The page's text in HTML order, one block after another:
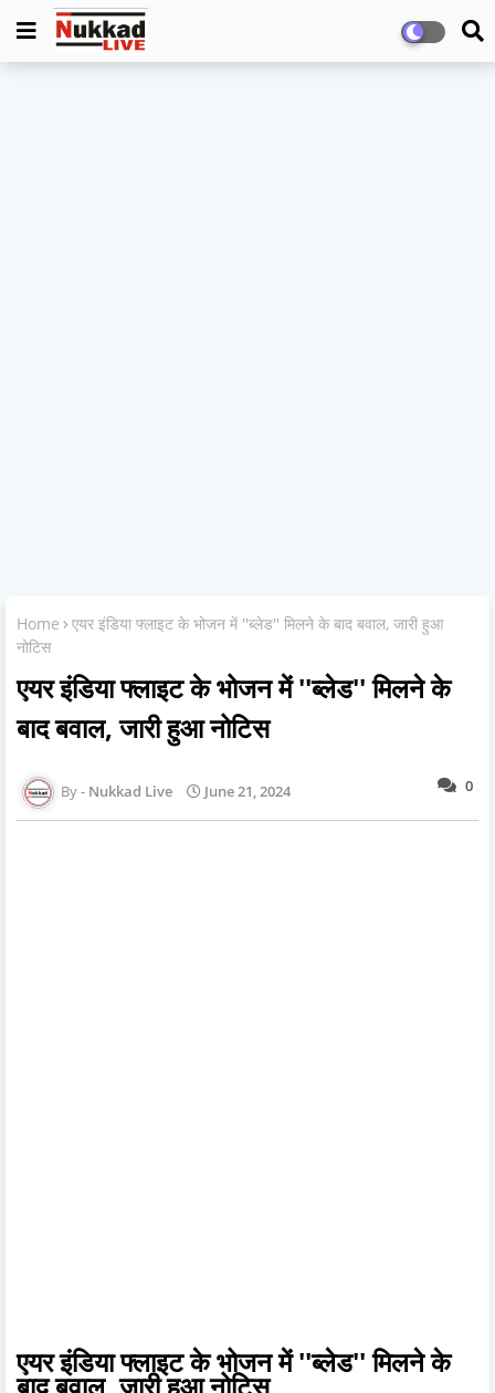
Home
एयर इंडिया फ्लाइट के भोजन में ''ब्लेड'' मिलने के बाद बवाल, जारी हुआ
नोटिस
एयर इंडिया फ्लाइट के भोजन में ''ब्लेड'' मिलने के
बाद बवाल, जारी हुआ नोटिस
0
Nukkad Live June 21, 2024
एयर इंडिया फ्लाइट के भोजन में ''ब्लेड'' मिलने के
बाद बवाल, जारी हुआ नोटिस